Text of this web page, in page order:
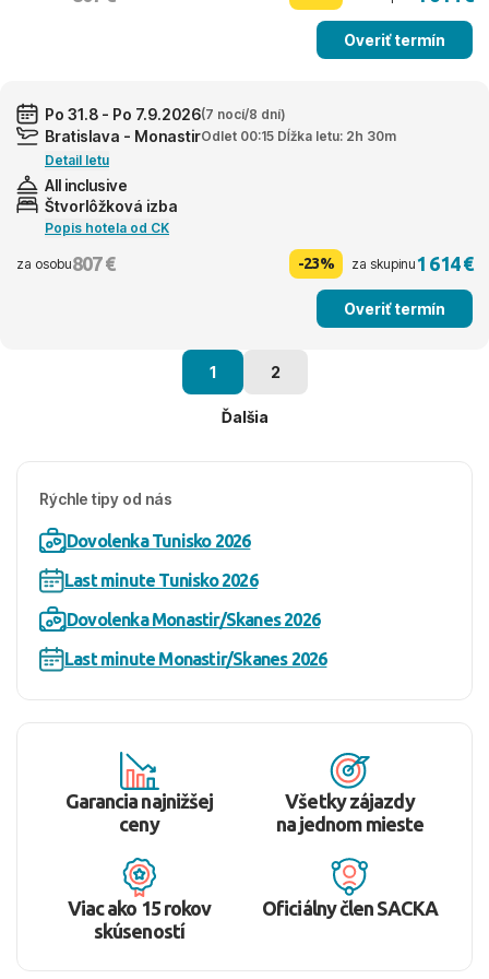
Overiť termín
Po 31.8 - Po 7.9.2026(7 nocí/8 dní)
Bratislava - MonastirOdlet 00:15 Dĺžka letu: 2h 30m
Detail letu
All inclusive
Štvorlôžková izba
Popis hotela od CK
za osobu807 € -23% za skupinu1 614 €
Overiť termín
1 2
Ďalšia
Rýchle tipy od nás
Dovolenka Tunisko 2026
Last minute Tunisko 2026
Dovolenka Monastir/Skanes 2026
Last minute Monastir/Skanes 2026
Garancia najnižšej
ceny
Všetky zájazdy
na jednom mieste
Viac ako 15 rokov
skúseností
Oficiálny člen SACKA